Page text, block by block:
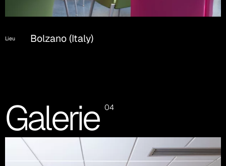
Lieu Bolzano (Italy)
Galerie 04